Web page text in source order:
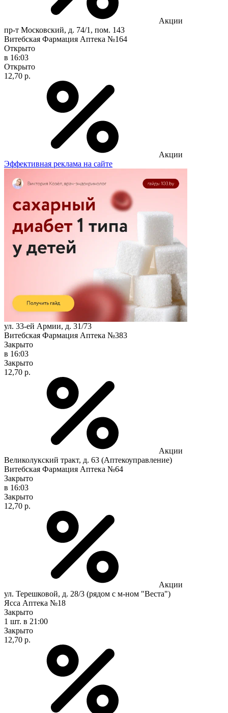
Акции
пр-т Московский, д. 74/1, пом. 143
Витебская Фармация Аптека №164
Открыто
в 16:03
Открыто
12,70 р.
Акции
Эффективная реклама на сайте
ул. 33-ей Армии, д. 31/73
Витебская Фармация Аптека №383
Закрыто
в 16:03
Закрыто
12,70 р.
Акции
Великолукский тракт, д. 63 (Аптекоуправление)
Витебская Фармация Аптека №64
Закрыто
в 16:03
Закрыто
12,70 р.
Акции
ул. Терешковой, д. 28/3 (рядом с м-ном "Веста")
Ясса Аптека №18
Закрыто
1 шт. в 21:00
Закрыто
12,70 р.